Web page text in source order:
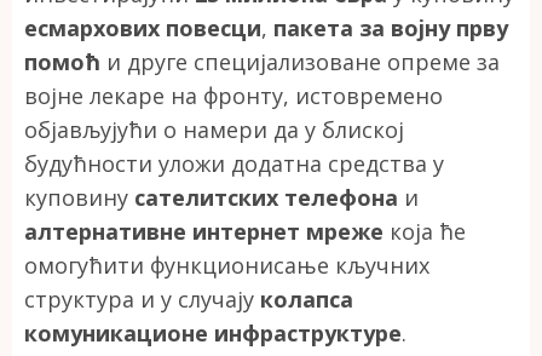
есмархових повесци, пакета за војну прву
помоћ и друге специјализоване опреме за
војне лекаре на фронту, истовремено
објављујући о намери да у блиској
будућности уложи додатна средства у
куповину сателитских телефона и
алтернативне интернет мреже која ће
омогућити функционисање кључних
структура и у случају колапса
комуникационе инфраструктуре.